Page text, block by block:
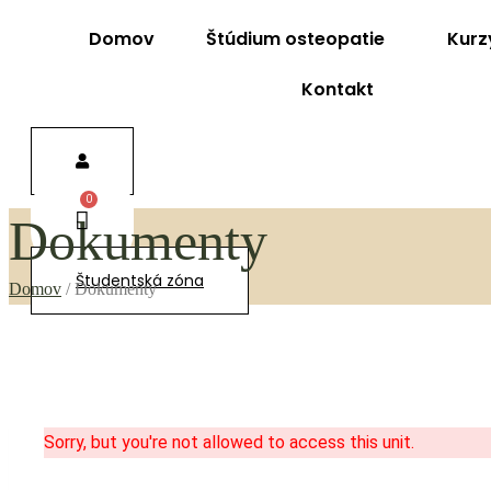
Domov Štúdium osteopatie
Kontakt
Študentská zóna
Dokumenty
Domov / Dokumenty
Sorry, but you're not allowed to access this unit.